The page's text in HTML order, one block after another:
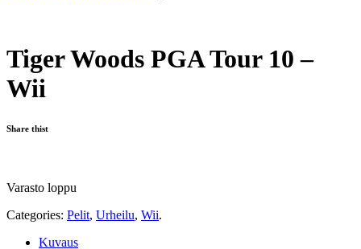
Tiger Woods PGA Tour 10 –
Wii
Share thist
Varasto loppu
Categories: Pelit, Urheilu, Wii.
Kuvaus